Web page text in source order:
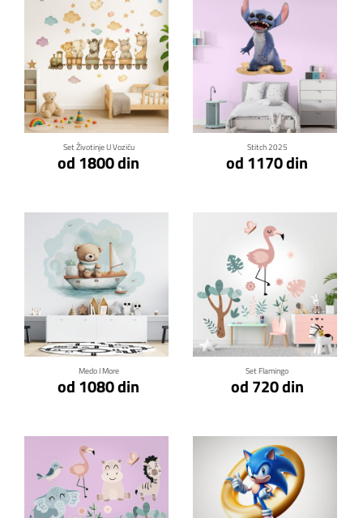
Set Životinje U Voziću
od 1800 din
Klikni za detalje
Stitch 2025
od 1170 din
Klikni za detalje
Medo I More
od 1080 din
Klikni za detalje
Set Flamingo
od 720 din
Klikni za detalje